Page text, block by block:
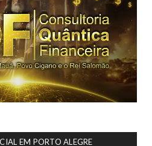
EM PORTO ALEGRE